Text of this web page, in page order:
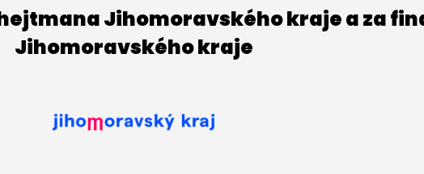
Jihomoravského kraje a za
Jihomoravského kraje